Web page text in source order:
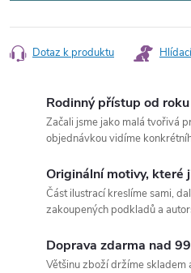
Dotaz k produktu
Rodinný přístup od
Začali jsme jako malá tvořivá
objednávkou vidíme
Originální motivy, které
Část ilustrací kreslíme sami,
zakoupených podkladů a
Doprava zdarma nad
Většinu zboží držíme skladem